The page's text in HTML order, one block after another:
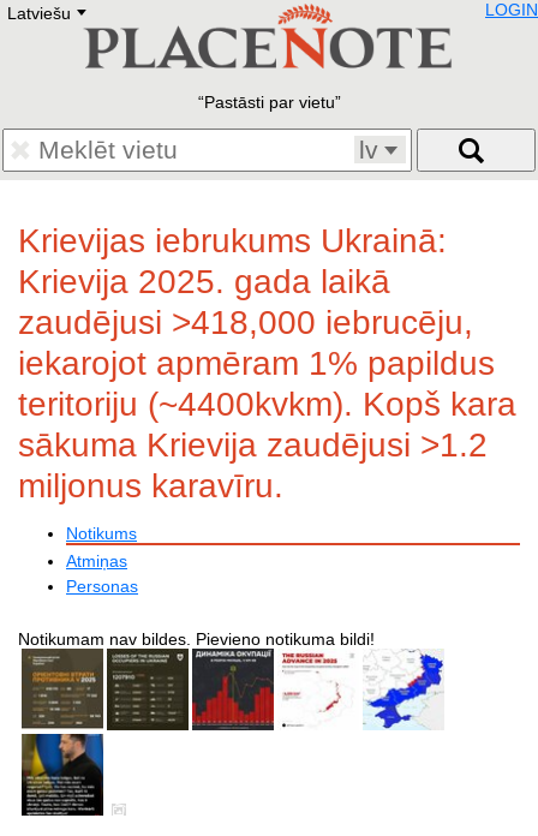
Latviešu E
Deutsch
Francais
Polski
Eestikeelne
LOGIN
Pastāsti par vietu
lv
Krievijas iebrukums Ukrainā:
Krievija 2025. gada laikā
zaudējusi >418,000 iebrucēju,
iekarojot apmēram 1% papildus
teritoriju (~4400kvkm). Kopš kara
sākuma Krievija zaudējusi >1.2
miljonus karavīru.
Notikums
Atmiņas
Personas
Notikumam nav bildes. Pievieno notikuma bildi!